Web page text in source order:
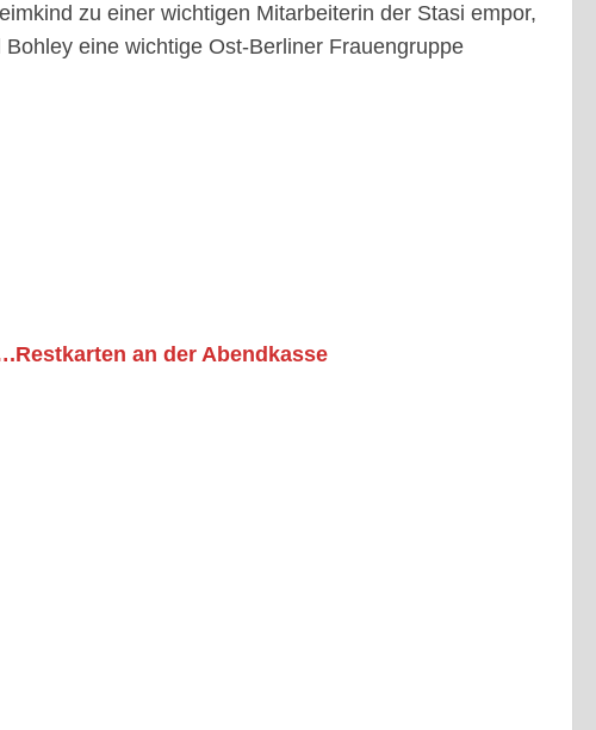
zu einer wichtigen Mitarbeiterin der Stasi empor,
eine wichtige Ost-Berliner Frauengruppe
an der Abendkasse